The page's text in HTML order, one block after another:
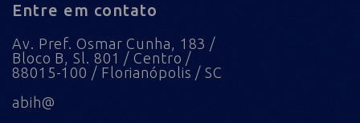
Entre em contato
Av. Pref. Osmar Cunha, 183 /
Bloco B, Sl. 801 / Centro /
88015-100 / Florianópolis / SC
abih@